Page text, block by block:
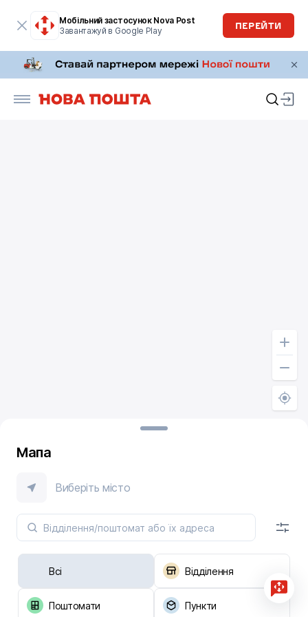
Мобільний застосунок Nova Post
Завантажуй в Google Play
ПЕРЕЙТИ
Мапа
Виберіть місто
Всі Відділення
Поштомати Пункти